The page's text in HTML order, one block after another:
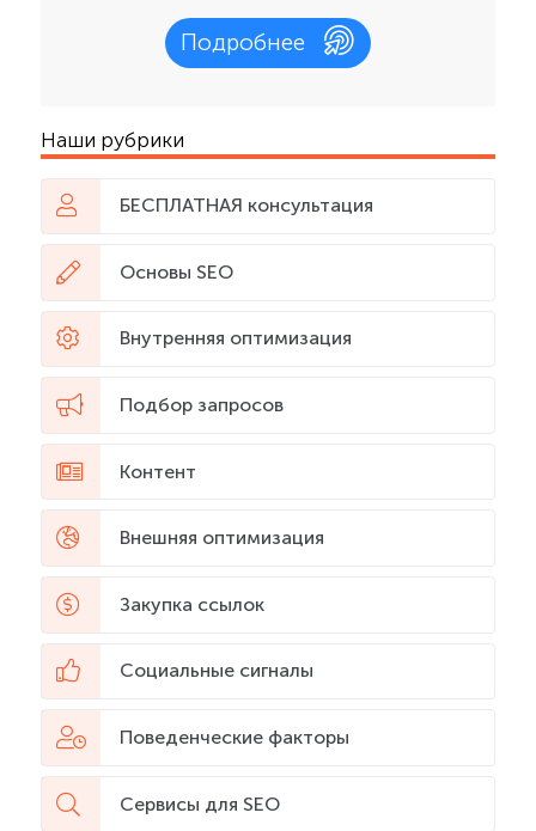
Подробнее
Наши рубрики
БЕСПЛАТНАЯ консультация
Основы SEO
Внутренняя оптимизация
Подбор запросов
Контент
Внешняя оптимизация
Закупка ссылок
Социальные сигналы
Поведенческие факторы
Сервисы для SEO
КНОПКА